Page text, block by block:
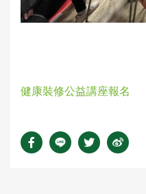
健康裝修公益講座報名